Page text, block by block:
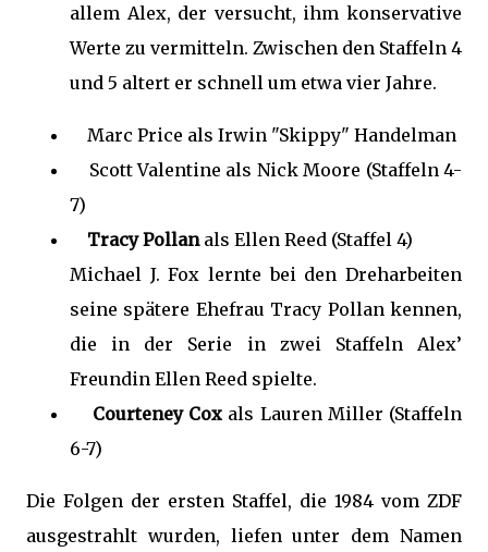
allem Alex, der versucht, ihm konservative
Werte zu vermitteln. Zwischen den Staffeln 4
und 5 altert er schnell um etwa vier Jahre.
Marc Price als Irwin "Skippy" Handelman
Scott Valentine als Nick Moore (Staffeln 4-
7)
Tracy Pollanals Ellen Reed (Staffel 4)
Michael J. Fox lernte bei den Dreharbeiten
seine spätere Ehefrau Tracy Pollan kennen,
die in der Serie in zwei Staffeln Alex’
Freundin Ellen Reed spielte.
Courteney Cox als Lauren Miller (Staffeln
6-7)
Die Folgen der ersten Staffel, die 1984 vom ZDF
ausgestrahlt wurden, liefen unter dem Namen